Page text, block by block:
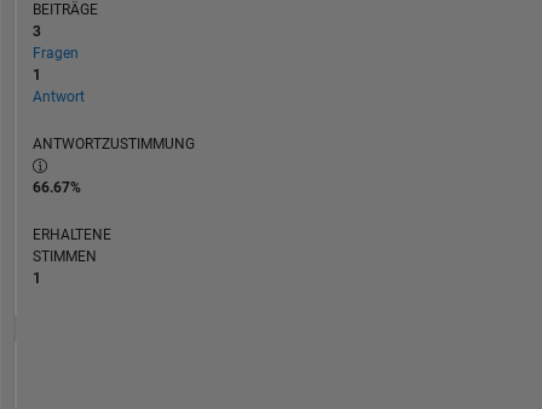
BEITRÄGE
3
Fragen
1
Antwort
ANTWORTZUSTIMMUNG
66.67%
ERHALTENE
STIMMEN
1